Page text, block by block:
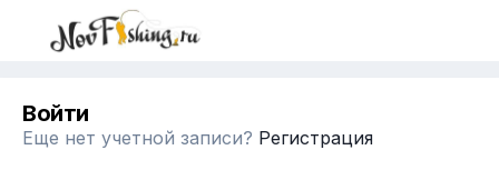
Войти
Еще нет учетной записи? Регистрация